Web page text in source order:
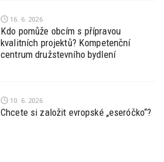
16. 6. 2026
Kdo pomůže obcím s přípravou
kvalitních projektů? Kompetenční
centrum družstevního bydlení
10. 6. 2026
Chcete si založit evropské „eseróčko“?